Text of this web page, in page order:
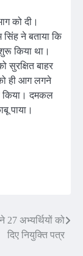
को दी।
ने बताया कि
किया था।
सुरक्षित बाहर
ही आग लगने
किया। दमकल
पाया।
27 अभ्यर्थियों को
दिए नियुक्ति पत्र